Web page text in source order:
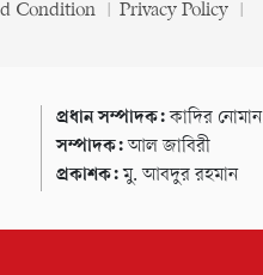
Condition
Privacy Policy
প্রধান সম্পাদক:কাদির নোমান
সম্পাদক:আল জাবিরী
প্রকাশক:মু. আবদুর রহমান